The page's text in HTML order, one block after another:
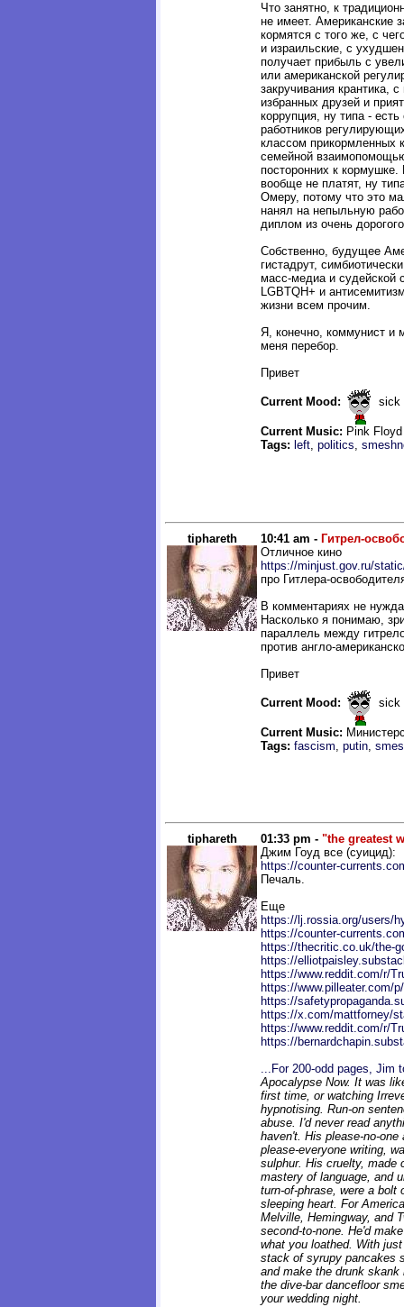
Что занятно, к
не имеет. Американские
кормятся с того же, с
и израильские, с
получает прибыль с
или американской
закручивания крантика,
избранных друзей и
коррупция, ну типа -
работников
классом прикормленных
семейной
посторонних к кормушке.
вообще не платят, ну
Омеру, потому что это
нанял на непыльную
диплом из очень
Собственно, будущее
гистадрут,
масс-медиа и судейской
LGBTQH+ и
жизни всем прочим.
Я, конечно, коммунист и
меня перебор.
Привет
Current Mood: sick
Current Music: Pink
Tags: left, politics,
tiphareth 10:41 am - Гитрел-
Отличное кино
https://minjust.gov.ru/
про Гитлера-
В комментариях не
Насколько я понимаю,
параллель между
против англо-
Привет
Current Mood: sick
Current Music:
Tags: fascism putin
tiphareth 01:33 pm - "the greatest
Джим Гоуд все (суицид):
https://counter-
Печаль.
Еще
https://lj.rossia.org/users/
https://counter-
https://thecritic.co.uk/the-
https://
https://www.reddit.com/r/
https://www.pilleater.com/
https://
https://x.com/mattforney/
https://www.reddit.com/r/
https://
...For 200-odd pages, Jim
Apocalypse Now. It was
first time, or watching
hypnotising. Run-on
abuse. I'd never read
haven't. His please-no-
please-everyone writing,
sulphur. His cruelty, made
mastery of language, and
turn-of-phrase, were a bolt
sleeping heart. For
Melville, Hemingway, and
second-to-none. He'd
what you loathed. With
stack of syrupy pancakes
and make the drunk
the dive-bar dancefloor
your wedding night.